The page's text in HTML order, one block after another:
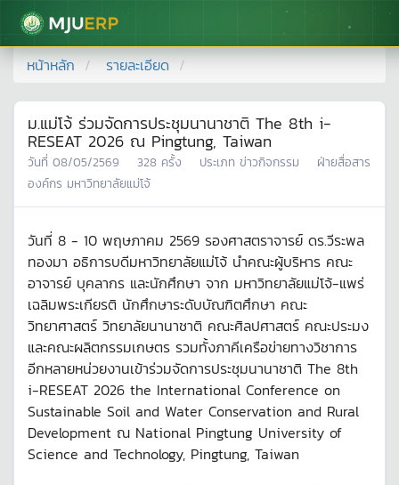
มหาวิทยาลัยแม่โจ้
หน้าหลัก รายละเอียด
ม.แม่โจ้ ร่วมจัดการประชุมนานาชาติ The 8th i-
RESEAT 2026 ณ Pingtung, Taiwan
วันที่ 08/05/2569 328 ครั้ง ประเภท ข่าวกิจกรรม
ฝ่ายสื่อสาร
องค์กร มหาวิทยาลัยแม่โจ้
วันที่ 8 - 10 พฤษภาคม 2569 รองศาสตราจารย์ ดร.วีระพล
ทองมา อธิการบดีมหาวิทยาลัยแม่โจ้ นำคณะผู้บริหาร คณะ
อาจารย์ บุคลากร และนักศึกษา จาก มหาวิทยาลัยแม่โจ้-แพร่
เฉลิมพระเกียรติ นักศึกษาระดับบัณฑิตศึกษา คณะ
วิทยาศาสตร์ วิทยาลัยนานาชาติ คณะศิลปศาสตร์ คณะประมง
และคณะผลิตกรรมเกษตร รวมทั้งภาคีเครือข่ายทางวิชาการ
อีกหลายหน่วยงานเข้าร่วมจัดการประชุมนานาชาติ The 8th
i-RESEAT 2026 the International Conference on
Sustainable Soil and Water Conservation and Rural
Development ณ National Pingtung University of
Science and Technology, Pingtung, Taiwan